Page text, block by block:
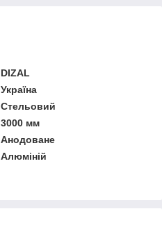
DIZAL
Україна
Стельовий
3000 мм
Анодоване
Алюміній